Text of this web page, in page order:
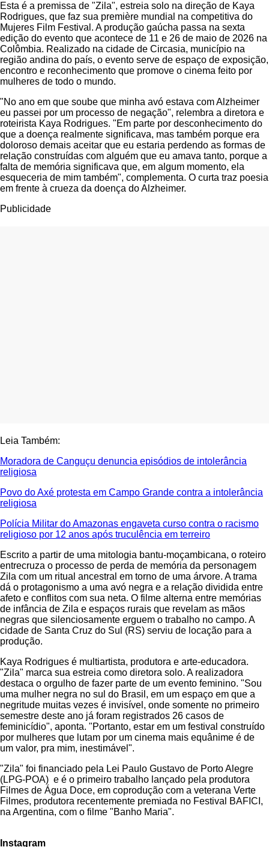
Esta é a premissa de "Zila", estreia solo na direção de Kaya
Rodrigues, que faz sua première mundial na competitiva do
Mujeres Film Festival. A produção gaúcha passa na sexta
edição do evento que acontece de 11 e 26 de maio de 2026 na
Colômbia. Realizado na cidade de Circasia, município na
região andina do país, o evento serve de espaço de exposição,
encontro e reconhecimento que promove o cinema feito por
mulheres de todo o mundo.
"No ano em que soube que minha avó estava com Alzheimer
eu passei por um processo de negação", relembra a diretora e
roteirista Kaya Rodrigues. "Em parte por desconhecimento do
que a doença realmente significava, mas também porque era
doloroso demais aceitar que eu estaria perdendo as formas de
relação construídas com alguém que eu amava tanto, porque a
falta de memória significava que, em algum momento, ela
esqueceria de mim também", complementa. O curta traz poesia
em frente à crueza da doença do Alzheimer.
Publicidade
Leia Também:
Moradora de Canguçu denuncia episódios de intolerância
religiosa
Povo do Axé protesta em Campo Grande contra a intolerância
religiosa
Polícia Militar do Amazonas engaveta curso contra o racismo
religioso por 12 anos após truculência em terreiro
Escrito a partir de uma mitologia bantu-moçambicana, o roteiro
entrecruza o processo de perda de memória da personagem
Zila com um ritual ancestral em torno de uma árvore. A trama
dá o protagonismo a uma avó negra e a relação dividida entre
afeto e conflitos com sua neta. O filme alterna entre memórias
de infância de Zila e espaços rurais que revelam as mãos
negras que silenciosamente erguem o trabalho no campo. A
cidade de Santa Cruz do Sul (RS) serviu de locação para a
produção.
Kaya Rodrigues é multiartista, produtora e arte-educadora.
"Zila" marca sua estreia como diretora solo. A realizadora
destaca o orgulho de fazer parte de um evento feminino. "Sou
uma mulher negra no sul do Brasil, em um espaço em que a
negritude muitas vezes é invisível, onde somente no primeiro
semestre deste ano já foram registrados 26 casos de
feminicídio", aponta. "Portanto, estar em um festival construído
por mulheres que lutam por um cinema mais equânime é de
um valor, pra mim, inestimável".
"Zila" foi financiado pela Lei Paulo Gustavo de Porto Alegre
(LPG-POA) e é o primeiro trabalho lançado pela produtora
Filmes de Água Doce, em coprodução com a veterana Verte
Filmes, produtora recentemente premiada no Festival BAFICI,
na Argentina, com o filme "Banho Maria".
Instagram